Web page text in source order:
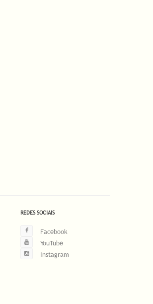
REDES SOCIAIS
Facebook
YouTube
Instagram